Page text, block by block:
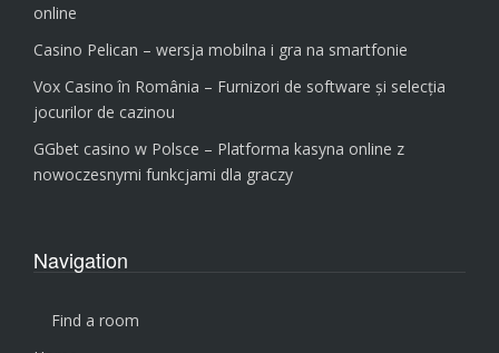
online
Casino Pelican – wersja mobilna i gra na smartfonie
Vox Casino în România – Furnizori de software și selecția
jocurilor de cazinou
GGbet casino w Polsce – Platforma kasyna online z
nowoczesnymi funkcjami dla graczy
Navigation
Find a room